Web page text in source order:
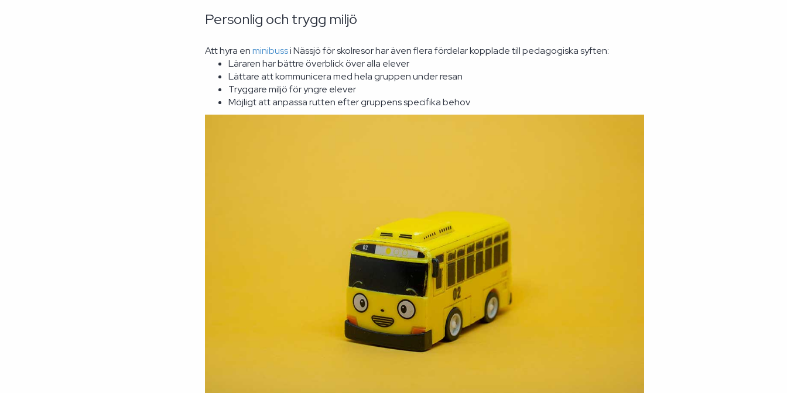
Personlig och trygg miljö
Att hyra enminibussi Nässjö för skolresor har även flera fördelar kopplade till pedagogiska syften:
Läraren har bättre överblick över alla elever
Lättare att kommunicera med hela gruppen under resan
Tryggare miljö för yngre elever
Möjligt att anpassa rutten efter gruppens specifika behov